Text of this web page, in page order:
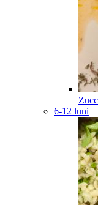
6-12 luni